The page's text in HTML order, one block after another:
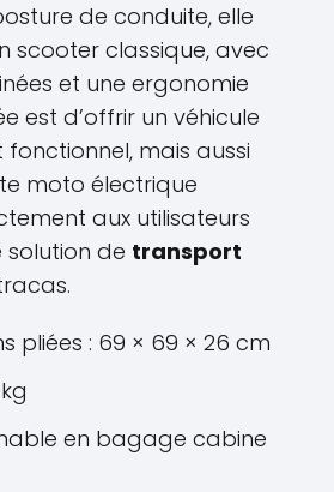
de conduite, elle
scooter classique, avec
et une ergonomie
est d’offrir un véhicule
fonctionnel, mais aussi
moto électrique
aux utilisateurs
de transport
pliées : 69 × 69 × 26 cm
en bagage cabine